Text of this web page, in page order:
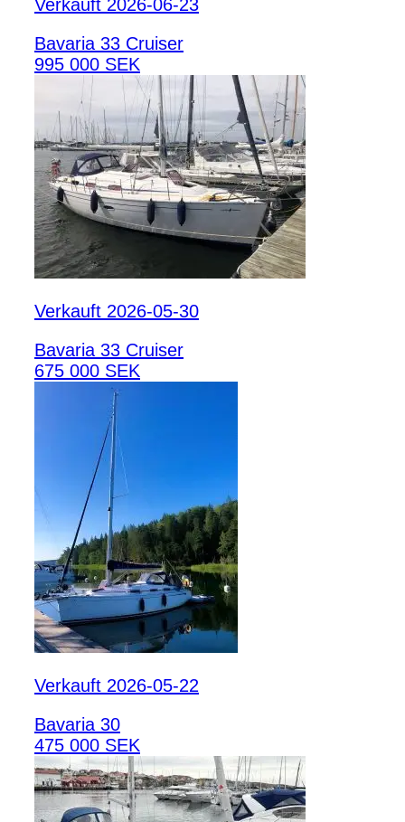
Verkauft 2026-06-23
Bavaria 33 Cruiser
995 000 SEK
Verkauft 2026-05-30
Bavaria 33 Cruiser
675 000 SEK
Verkauft 2026-05-22
Bavaria 30
475 000 SEK